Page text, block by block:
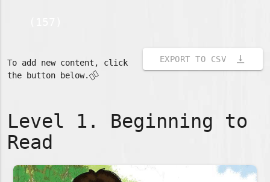
EXPORT TO CSV vertical_align_bottom
To add new content, click
the button below.👇🏽
Level 1. Beginning to
Read